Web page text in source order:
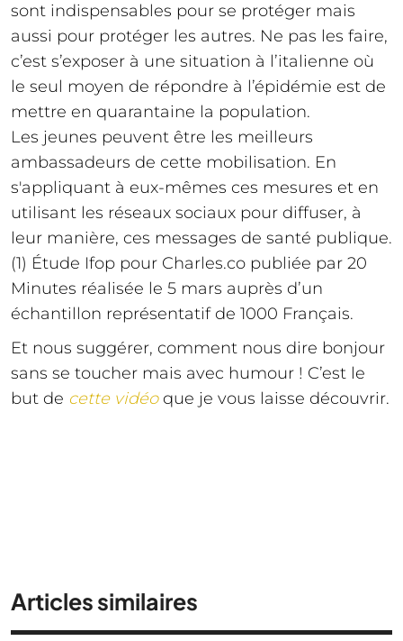
sont indispensables pour se protéger mais
aussi pour protéger les autres. Ne pas les faire,
c’est s’exposer à une situation à l’italienne où
le seul moyen de répondre à l’épidémie est de
mettre en quarantaine la population.
Les jeunes peuvent être les meilleurs
ambassadeurs de cette mobilisation. En
s'appliquant à eux-mêmes ces mesures et en
utilisant les réseaux sociaux pour diffuser, à
leur manière, ces messages de santé publique.
(1) Étude Ifop pour Charles.co publiée par 20
Minutes réalisée le 5 mars auprès d’un
échantillon représentatif de 1000 Français.
Et nous suggérer, comment nous dire bonjour
sans se toucher mais avec humour ! C’est le
but de cette vidéo que je vous laisse découvrir.
Articles similaires